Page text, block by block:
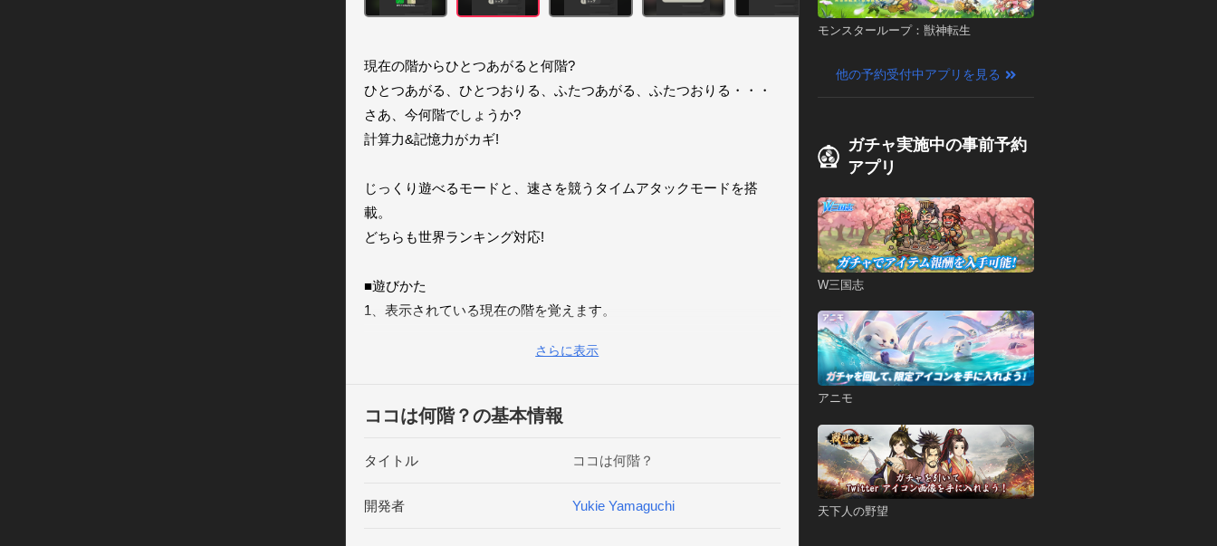
現在の階からひとつあがると何階?
ひとつあがる、ひとつおりる、ふたつあがる、ふたつおりる・・・
さあ、今何階でしょうか?
計算力&記憶力がカギ!
じっくり遊べるモードと、速さを競うタイムアタックモードを搭
載。
どちらも世界ランキング対応!
■遊びかた
1、表示されている現在の階を覚えます。
3、上下のボタンで階を合わせてEnterを押します。
*タイムアタックは全15問すべて正解でのタイムを競います。 一度
さらに表示
ココは何階？の基本情報
タイトル ココは何階？
開発者 Yukie Yamaguchi
モンスターループ：獣神転生
他の予約受付中アプリを見る
ガチャ実施中の事前予約
アプリ
W三国志
アニモ
天下人の野望